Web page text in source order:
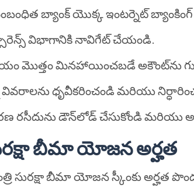
బ్యాంక్ యొక్క ఇంటర్నెట్
విభాగానికి నావిగేట్ చేయండి.
మొత్తం మినహాయించబడే అకౌంట్‌ను
వివరాలను ధృవీకరించండి మరియు
రసీదును డౌన్‌లోడ్ చేసుకోండి మరియు
బీమా యోజన అర్హత
సురక్షా బీమా యోజన స్కీంకు అర్హత